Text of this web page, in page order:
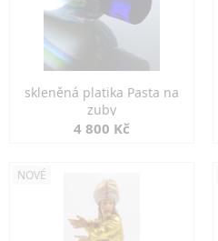
skleněná platika Pasta na
zuby
4 800 Kč
NOVÉ